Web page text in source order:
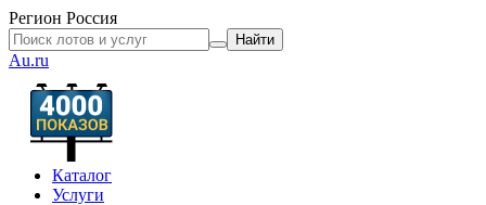
Регион Россия
Найти
Au.ru
Каталог
Услуги